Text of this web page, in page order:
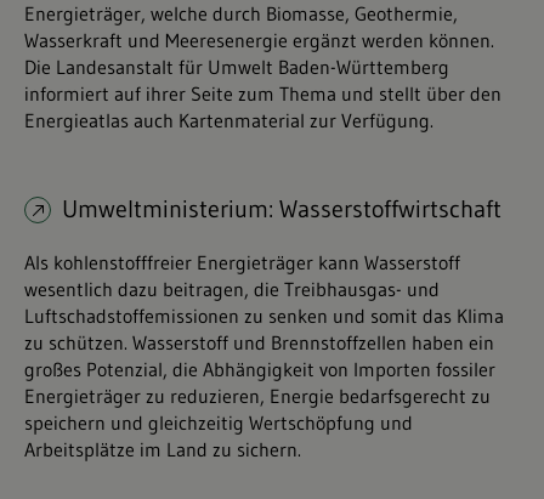
Energieträger, welche durch Biomasse, Geothermie,
Wasserkraft und Meeresenergie ergänzt werden können.
Die Landesanstalt für Umwelt Baden-Württemberg
informiert auf ihrer Seite zum Thema und stellt über den
Energieatlas auch Kartenmaterial zur Verfügung.
Umweltministerium: Wasserstoffwirtschaft
Als kohlenstofffreier Energieträger kann Wasserstoff
wesentlich dazu beitragen, die Treibhausgas- und
Luftschadstoffemissionen zu senken und somit das Klima
zu schützen. Wasserstoff und Brennstoffzellen haben ein
großes Potenzial, die Abhängigkeit von Importen fossiler
Energieträger zu reduzieren, Energie bedarfsgerecht zu
speichern und gleichzeitig Wertschöpfung und
Arbeitsplätze im Land zu sichern.